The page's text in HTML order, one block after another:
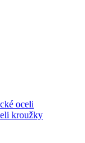
oceli
kroužky